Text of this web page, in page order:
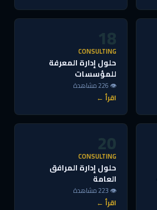
18
CONSULTING
حلول إدارة المعرفة
للمؤسسات
👁 226 مشاهدة
اقرأ ←
20
CONSULTING
حلول إدارة المرافق
العامة
👁 223 مشاهدة
اقرأ ←